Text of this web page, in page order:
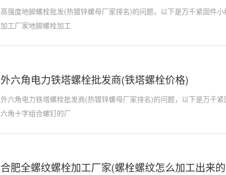
高强度地脚螺栓批发(热镀锌螺母厂家排名)的问题，以下是万千紧固件
加工厂家地脚螺栓加工
外六角电力铁塔螺栓批发商(铁塔螺栓价格)
外六角电力铁塔螺栓批发商(热镀锌螺母厂家排名)的问题，以下是万千
六角十字组合螺钉的厂
合肥全螺纹螺栓加工厂家(螺栓螺纹怎么加工出来